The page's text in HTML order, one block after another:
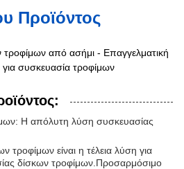
Προϊόντος
από ασήμι - Επαγγελματική
συσκευασία τροφίμων
Η απόλυτη λύση συσκευασίας
τροφίμων είναι η τέλεια λύση για
δίσκων τροφίμων.Προσαρμόσιμο